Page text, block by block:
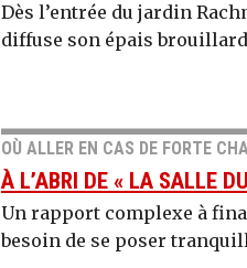
Dès l’entrée du jardin
diffuse son épais
OÙ ALLER EN CAS DE FORTE
À L’ABRI DE « LA SALLE
Un rapport complexe à
besoin de se poser